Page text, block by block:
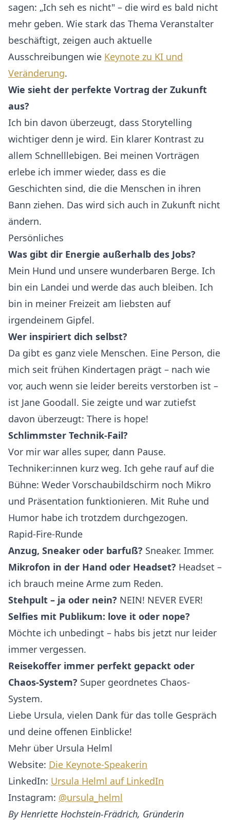
sagen: „Ich seh es nicht" – die wird es bald nicht
mehr geben. Wie stark das Thema Veranstalter
beschäftigt, zeigen auch aktuelle
Ausschreibungen wie Keynote zu KI und
Veränderung.
Wie sieht der perfekte Vortrag der Zukunft
aus?
Ich bin davon überzeugt, dass Storytelling
wichtiger denn je wird. Ein klarer Kontrast zu
allem Schnelllebigen. Bei meinen Vorträgen
erlebe ich immer wieder, dass es die
Geschichten sind, die die Menschen in ihren
Bann ziehen. Das wird sich auch in Zukunft nicht
ändern.
Persönliches
Was gibt dir Energie außerhalb des Jobs?
Mein Hund und unsere wunderbaren Berge. Ich
bin ein Landei und werde das auch bleiben. Ich
bin in meiner Freizeit am liebsten auf
irgendeinem Gipfel.
Wer inspiriert dich selbst?
Da gibt es ganz viele Menschen. Eine Person, die
mich seit frühen Kindertagen prägt – nach wie
vor, auch wenn sie leider bereits verstorben ist –
ist Jane Goodall. Sie zeigte und war zutiefst
davon überzeugt: There is hope!
Schlimmster Technik-Fail?
Vor mir war alles super, dann Pause.
Techniker:innen kurz weg. Ich gehe rauf auf die
Bühne: Weder Vorschaubildschirm noch Mikro
und Präsentation funktionieren. Mit Ruhe und
Humor habe ich trotzdem durchgezogen.
Rapid-Fire-Runde
Anzug, Sneaker oder barfuß? Sneaker. Immer.
Mikrofon in der Hand oder Headset? Headset –
ich brauch meine Arme zum Reden.
Stehpult – ja oder nein? NEIN! NEVER EVER!
Selfies mit Publikum: love it oder nope?
Möchte ich unbedingt – habs bis jetzt nur leider
immer vergessen.
Reisekoffer immer perfekt gepackt oder
Chaos-System? Super geordnetes Chaos-
System.
Liebe Ursula, vielen Dank für das tolle Gespräch
und deine offenen Einblicke!
Mehr über Ursula Helml
Website: Die Keynote-Speakerin
LinkedIn: Ursula Helml auf LinkedIn
Instagram: @ursula_helml
By Henriette Hochstein-Frädrich, Gründerin